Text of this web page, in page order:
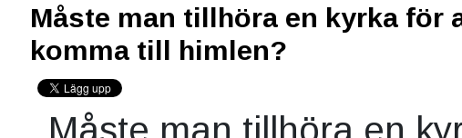
Måste man tillhöra en kyrka för
komma till himlen?
Måste man tillhöra en